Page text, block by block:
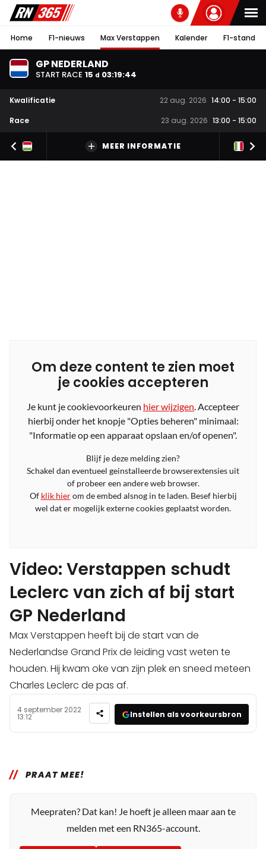
Home F1-nieuws Max Verstappen Kalender F1-stand
GP NEDERLAND
START RACE 15 d 03:19:43
Kwalificatie 22 aug. 2026 14:00 - 15:00
Race
23 aug. 2026 13:00 - 15:00
MEER INFORMATIE
Om deze content te zien moet
je cookies accepteren
Je kunt je cookievoorkeuren hier wijzigen. Accepteer
hierbij onder het knopje "Opties beheren" minimaal:
"Informatie op een apparaat opslaan en/of openen".
Blijf je deze melding zien?
Schakel dan eventueel geinstalleerde browserextensies uit
of probeer een andere web browser.
Of klik hierom de embed alsnog in te laden. Besef hierbij
wel dat er mogelijk externe cookies geplaatst worden.
Video: Verstappen schudt
Leclerc van zich af bij start
GP Nederland
Max Verstappen heeft bij de start van de
Nederlandse Grand Prix de leiding vast weten te
houden. Hij kwam oke van zijn plek en sneed meteen
Charles Leclerc de pas af.
4 september 2022
13:12 Instellen als voorkeursbron
PRAAT MEE!
Meepraten? Dat kan! Je hoeft je alleen maar aan te
melden met een RN365-account.